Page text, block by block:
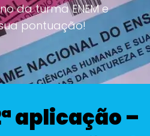
da turma ENEM e
pontuação!
aplicação –